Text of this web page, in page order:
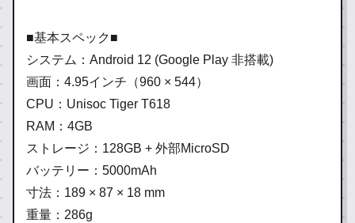
■基本スペック■
システム：Android 12 (Google Play 非搭載)
画面：4.95インチ（960 × 544）
CPU：Unisoc Tiger T618
RAM：4GB
ストレージ：128GB + 外部MicroSD
バッテリー：5000mAh
寸法：189 × 87 × 18 mm
重量：286g